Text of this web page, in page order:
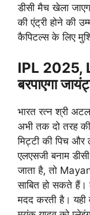
डीसी मैच खेला
की एंट्री होने की
कैपिटल्स के लिए
IPL 2025,
बरपाएगा
भारत रत्न श्री
अभी तक दो तरह
मिट्टी की पिच
एलएसजी बनाम
जाता है, तो
साबित हो सकते हैं।
मदद करती है।